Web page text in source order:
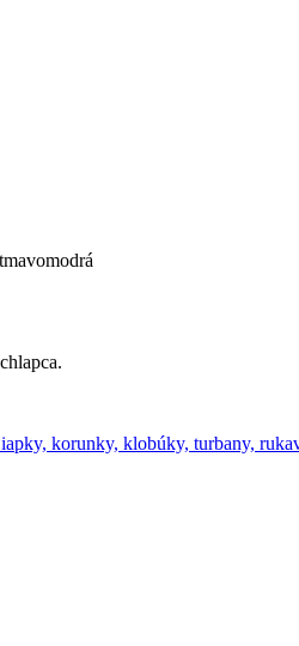
korunky, klobúky, turbany,